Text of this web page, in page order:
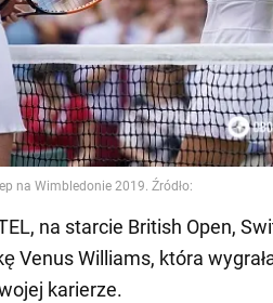
na starcie British Open,
Venus Williams, która
karierze.